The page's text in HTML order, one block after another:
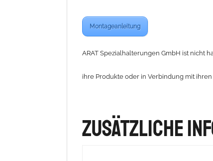
Montageanleitung
ARAT Spezialhalterungen GmbH ist nicht
ihre Produkte oder in Verbindung mit
Zusätzliche